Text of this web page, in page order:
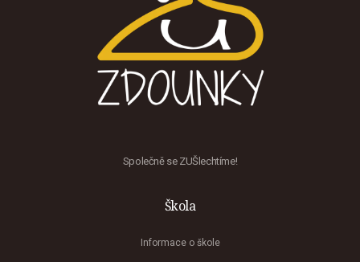
Společně se ZUŠlechtíme!
Škola
Informace o škole